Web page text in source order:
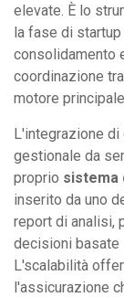
elevate. È lo
la fase di
consolidamento
coordinazione
motore
L'integrazione
gestionale da
proprio sistema
inserito da uno
report di analisi,
decisioni basate
L'scalabilità
l'assicurazione